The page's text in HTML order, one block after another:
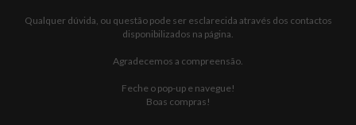
Qualquer dúvida, ou questão pode ser esclarecida através dos contactos
disponibilizados na página.
Agradecemos a compreensão.
Feche o pop-up e navegue!
Boas compras!